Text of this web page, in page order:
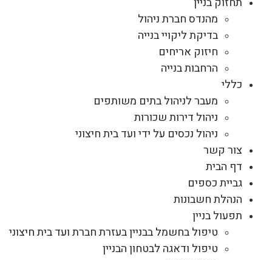
מהנדס חברת ניהול
בדיקת ליקויי בנייה
חיזוק אריחים
הרחבות בנייה
כללי
מעבר לניהול בתים משותפים
ניהול דירות שכורות
ניהול נכסים על ידי ועד בית חיצוני
צור קשר
דף הבית
גביית כספים
הנהלת חשבונות
תפעול בניין
טיפול בחשמל בבניין בעזרת חברת ועד בית חיצוני
טיפול ודאגה לבטחון הבניין